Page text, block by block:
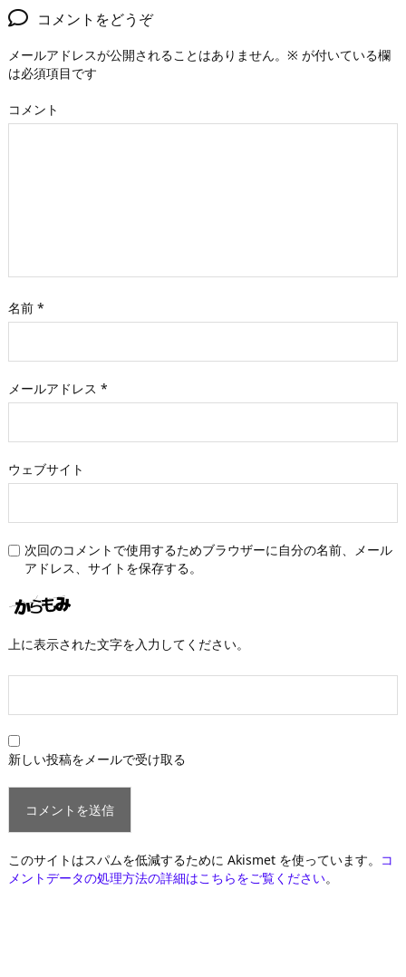
コメントをどうぞ
メールアドレスが公開されることはありません。 ※ が付いている欄
は必須項目です
コメント
名前 *
メールアドレス *
ウェブサイト
次回のコメントで使用するためブラウザーに自分の名前、メール
アドレス、サイトを保存する。
上に表示された文字を入力してください。
新しい投稿をメールで受け取る
このサイトはスパムを低減するために Akismet を使っています。
コ
メントデータの処理方法の詳細はこちらをご覧ください。